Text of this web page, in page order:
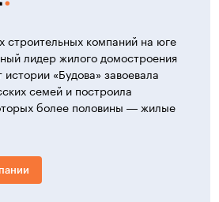
строительных компаний на юге
лидер жилого домостроения
«Будова» завоевала
семей и построила
более половины — жилые